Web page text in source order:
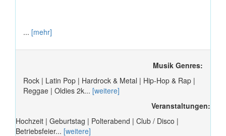
... [mehr]
Musik Genres:
Rock | Latin Pop | Hardrock & Metal | Hip-Hop & Rap |
Reggae | Oldies 2k... [weitere]
Veranstaltungen:
Hochzeit | Geburtstag | Polterabend | Club / Disco |
Betriebsfeier... [weitere]